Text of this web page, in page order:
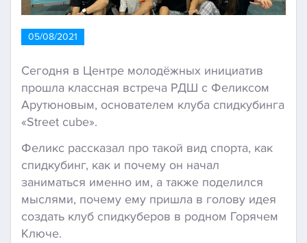
05/08/2021
Сегодня в Центре молодёжных инициатив
прошла классная встреча РДШ с Феликсом
Арутюновым, основателем клуба спидкубинга
«Street cube».
Феликс рассказал про такой вид спорта, как
спидкубинг, как и почему он начал
заниматься именно им, а также поделился
мыслями, почему ему пришла в голову идея
создать клуб спидкуберов в родном Горячем
Ключе.